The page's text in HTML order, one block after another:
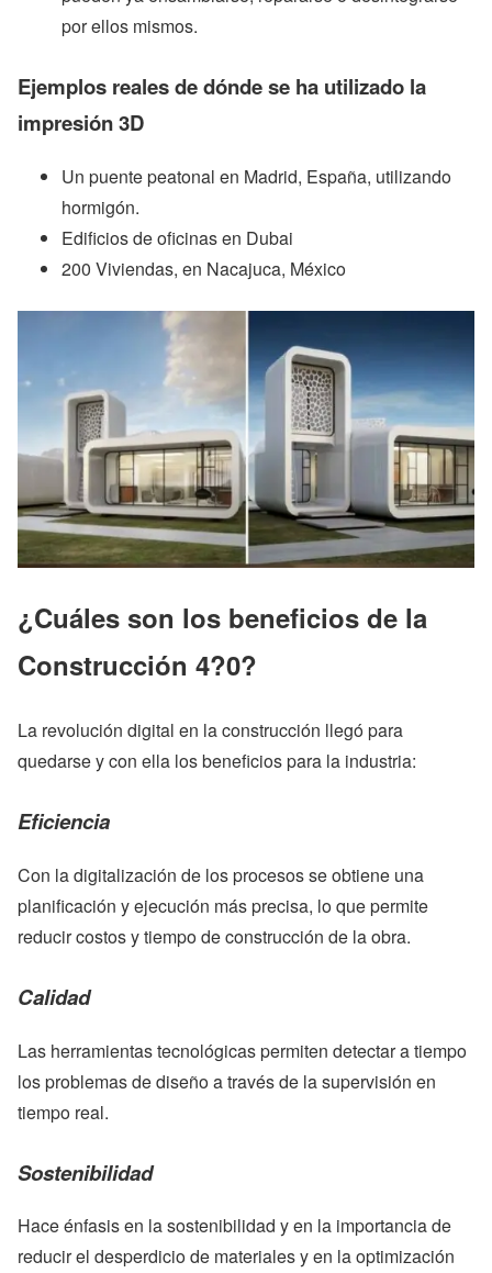
por ellos mismos.
Ejemplos reales de dónde se ha utilizado la
impresión 3D
Un puente peatonal en Madrid, España, utilizando
hormigón.
Edificios de oficinas en Dubai
200 Viviendas, en Nacajuca, México
¿Cuáles son los beneficios de la
Construcción 4?0?
La revolución digital en la construcción llegó para
quedarse y con ella los beneficios para la industria:
Eficiencia
Con la digitalización de los procesos se obtiene una
planificación y ejecución más precisa, lo que permite
reducir costos y tiempo de construcción de la obra.
Calidad
Las herramientas tecnológicas permiten detectar a tiempo
los problemas de diseño a través de la supervisión en
tiempo real.
Sostenibilidad
Hace énfasis en la sostenibilidad y en la importancia de
reducir el desperdicio de materiales y en la optimización